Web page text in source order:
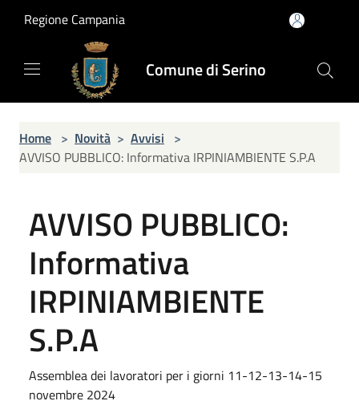
Regione Campania
Comune di Serino
Home > Novità > Avvisi >
AVVISO PUBBLICO: Informativa IRPINIAMBIENTE S.P.A
AVVISO PUBBLICO:
Informativa
IRPINIAMBIENTE
S.P.A
Assemblea dei lavoratori per i giorni 11-12-13-14-15
novembre 2024